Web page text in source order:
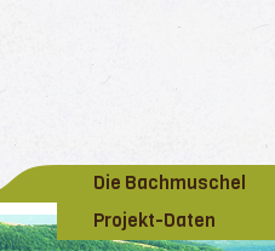
Die Bachmuschel
Projekt-Daten